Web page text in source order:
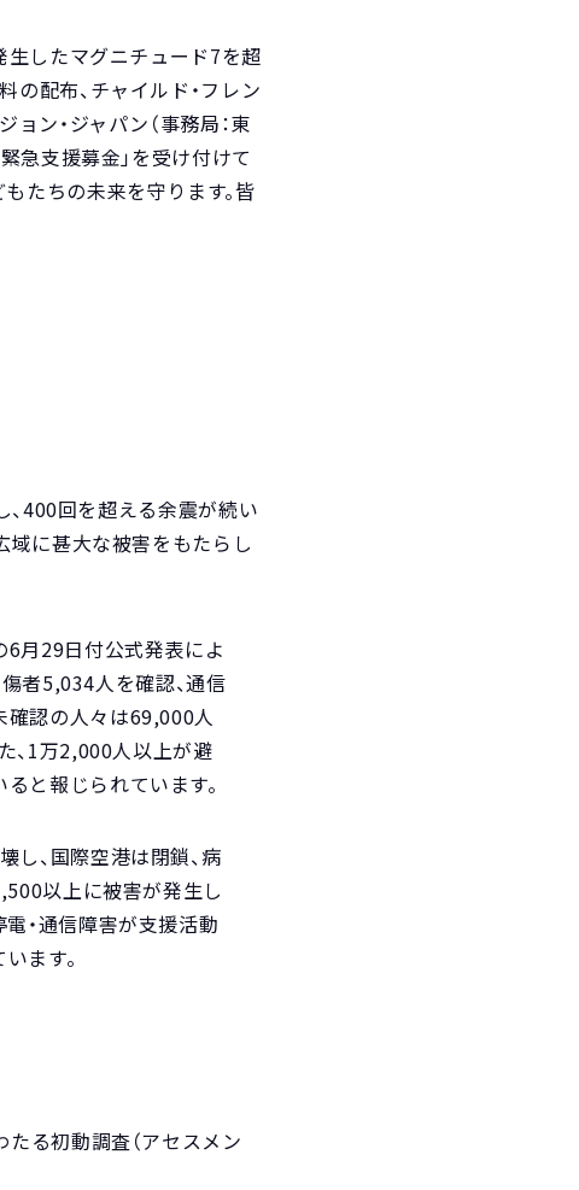
生したマグニチュード7を超
の配布、チャイルド・フレン
ン・ジャパン（事務局：東
急支援募金」を受け付けて
たちの未来を守ります。皆
400回を超える余震が続い
域に甚大な被害をもたらし
月29日付公式発表によ
者5,034人を確認、通信
確認の人々は69,000人
、1万2,000人以上が避
と報じられています。
し、国際空港は閉鎖、病
以上に被害が発生し
電・通信障害が支援活動
ます。
る初動調査（アセスメン